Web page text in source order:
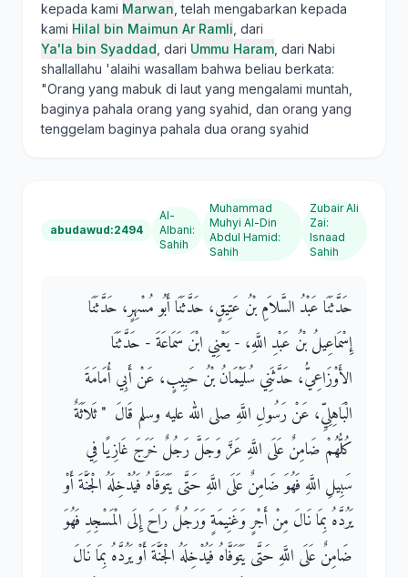
kepada kami Marwan , telah mengabarkan kepada
kami Hilal bin Maimun Ar Ramli , dari
Ya'la bin Syaddad , dari Ummu Haram , dari Nabi
shallallahu 'alaihi wasallam bahwa beliau berkata:
"Orang yang mabuk di laut yang mengalami muntah,
baginya pahala orang yang syahid, dan orang yang
tenggelam baginya pahala dua orang syahid
abudawud:2494
Al-
Albani:
Sahih
Muhammad
Muhyi Al-Din
Abdul Hamid:
Sahih
Zubair Ali
Zai:
Isnaad
Sahih
حَدَّثَنَا عَبْدُ السَّلاَمِ بْنُ عَتِيقٍ، حَدَّثَنَا أَبُو مُسْهِرٍ، حَدَّثَنَا
إِسْمَاعِيلُ بْنُ عَبْدِ اللَّهِ، - يَعْنِي ابْنَ سَمَاعَةَ - حَدَّثَنَا
الأَوْزَاعِيُّ، حَدَّثَنِي سُلَيْمَانُ بْنُ حَبِيبٍ، عَنْ أَبِي أُمَامَةَ
الْبَاهِلِيِّ، عَنْ رَسُولِ اللَّهِ صلى الله عليه وسلم قَالَ ‏ "‏ ثَلاَثَةٌ
كُلُّهُمْ ضَامِنٌ عَلَى اللَّهِ عَزَّ وَجَلَّ رَجُلٌ خَرَجَ غَازِيًا فِي
سَبِيلِ اللَّهِ فَهُوَ ضَامِنٌ عَلَى اللَّهِ حَتَّى يَتَوَفَّاهُ فَيُدْخِلَهُ الْجَنَّةَ أَوْ
يَرُدَّهُ بِمَا نَالَ مِنْ أَجْرٍ وَغَنِيمَةٍ وَرَجُلٌ رَاحَ إِلَى الْمَسْجِدِ فَهُوَ
ضَامِنٌ عَلَى اللَّهِ حَتَّى يَتَوَفَّاهُ فَيُدْخِلَهُ الْجَنَّةَ أَوْ يَرُدَّهُ بِمَا نَالَ